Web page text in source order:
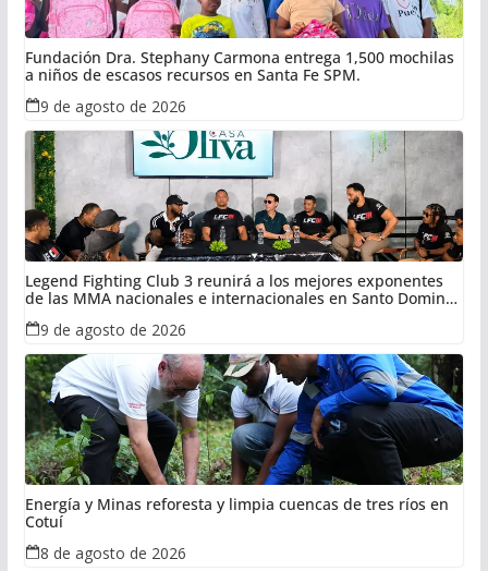
Fundación Dra. Stephany Carmona entrega 1,500 mochilas
a niños de escasos recursos en Santa Fe SPM.
9 de agosto de 2026
Legend Fighting Club 3 reunirá a los mejores exponentes
de las MMA nacionales e internacionales en Santo Domingo
Este
9 de agosto de 2026
Energía y Minas reforesta y limpia cuencas de tres ríos en
Cotuí
8 de agosto de 2026